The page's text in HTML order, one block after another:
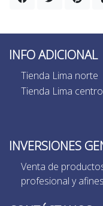
INFO ADICIONAL
Tienda Lima norte
Tienda Lima centro
INVERSIONES
Venta de
profesional y